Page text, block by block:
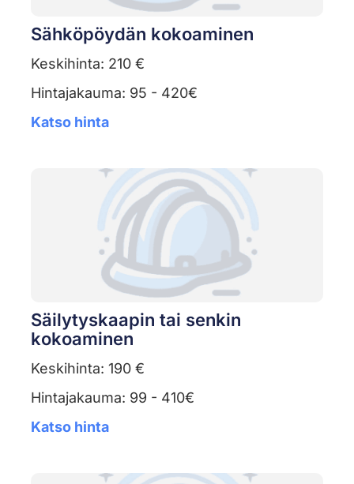
Sähköpöydän kokoaminen
Keskihinta: 210 €
Hintajakauma: 95 - 420€
Katso hinta
Säilytyskaapin tai senkin
kokoaminen
Keskihinta: 190 €
Hintajakauma: 99 - 410€
Katso hinta